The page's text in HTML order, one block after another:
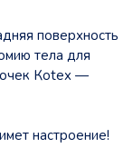
поверхность
тела для
Кotex —
настроение!